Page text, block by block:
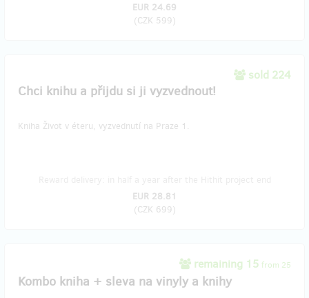
EUR 24.69
(CZK 599)
sold 224
Chci knihu a přijdu si ji vyzvednout!
Kniha Život v éteru, vyzvednutí na Praze 1.
EUR 28.81
(CZK 699)
remaining 15 from 25
Kombo kniha + sleva na vinyly a knihy